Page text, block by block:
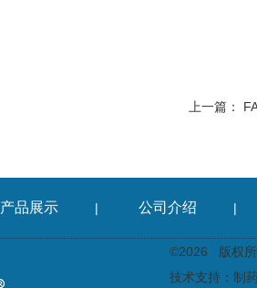
上一篇：
产品展示 | 公司介绍 |
©2026 版权所
技术支持： 制